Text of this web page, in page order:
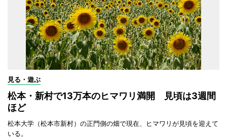
見る・遊ぶ
松本・新村で13万本のヒマワリ満開 見頃は3週間
ほど
松本大学（松本市新村）の正門側の畑で現在、ヒマワリが見頃を迎えて
いる。